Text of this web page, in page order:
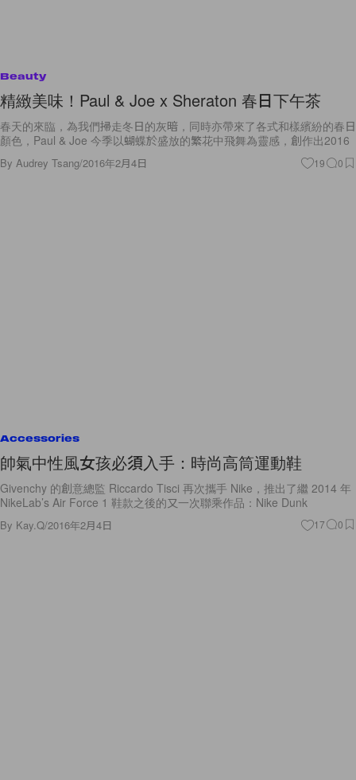
Beauty
精緻美味！Paul & Joe x Sheraton 春日下午茶
春天的來臨，為我們掃走冬日的灰暗，同時亦帶來了各式和樣繽紛的春日
顏色，Paul & Joe 今季以蝴蝶於盛放的繁花中飛舞為靈感，創作出2016
By Audrey Tsang/2016年2月4日 19 0
Accessories
帥氣中性風女孩必須入手：時尚高筒運動鞋
Givenchy 的創意總監 Riccardo Tisci 再次攜手 Nike，推出了繼 2014 年
NikeLab’s Air Force 1 鞋款之後的又一次聯乘作品：Nike Dunk
By Kay.Q/2016年2月4日 17 0